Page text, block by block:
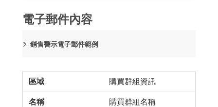
電子郵件內容
銷售警示電子郵件範例
購買群組資訊
購買群組名稱